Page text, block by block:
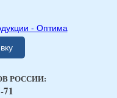
РОССИИ:
71